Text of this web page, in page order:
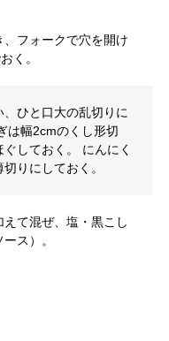
フォークで穴を開け
く。
ひと口大の乱切りに
は幅2cmのくし形切
しておく。 にんにく
りにしておく。
て混ぜ、塩・黒こし
ス）。